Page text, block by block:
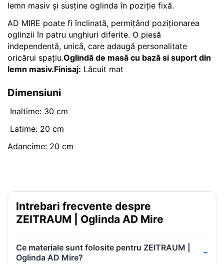
lemn masiv și susține oglinda în poziție fixă.
AD MIRE poate fi înclinată, permițând poziționarea
oglinzii în patru unghiuri diferite. O piesă
independentă, unică, care adaugă personalitate
oricărui spațiu.Oglindă de masă cu bază si suport din
lemn masiv.Finisaj: Lăcuit mat
Dimensiuni
Inaltime: 30 cm
Latime: 20 cm
Adancime: 20 cm
Intrebari frecvente despre
ZEITRAUM | Oglinda AD Mire
Ce materiale sunt folosite pentru ZEITRAUM |
Oglinda AD Mire?